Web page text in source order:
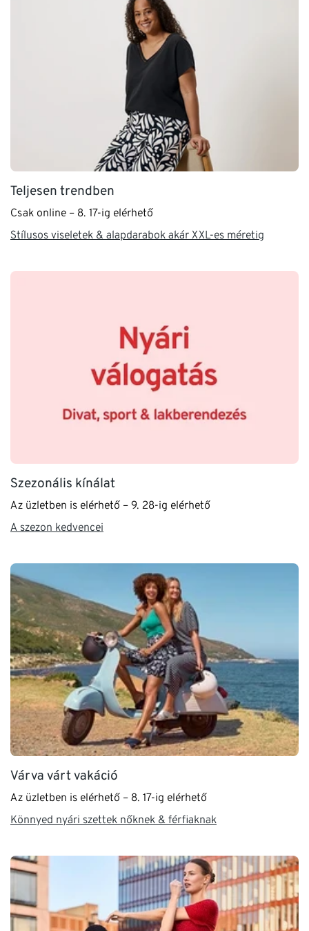
Teljesen trendben
Csak online – 8. 17-ig elérhető
Stílusos viseletek & alapdarabok akár XXL-es méretig
Szezonális kínálat
Az üzletben is elérhető – 9. 28-ig elérhető
A szezon kedvencei
Várva várt vakáció
Az üzletben is elérhető – 8. 17-ig elérhető
Könnyed nyári szettek nőknek & férfiaknak